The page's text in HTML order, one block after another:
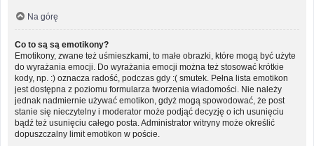
Na górę
Co to są są emotikony?
Emotikony, zwane też uśmieszkami, to małe obrazki, które mogą być użyte
do wyrażania emocji. Do wyrażania emocji można też stosować krótkie
kody, np. :) oznacza radość, podczas gdy :( smutek. Pełna lista emotikon
jest dostępna z poziomu formularza tworzenia wiadomości. Nie należy
jednak nadmiernie używać emotikon, gdyż mogą spowodować, że post
stanie się nieczytelny i moderator może podjąć decyzję o ich usunięciu
bądź też usunięciu całego posta. Administrator witryny może określić
dopuszczalny limit emotikon w poście.